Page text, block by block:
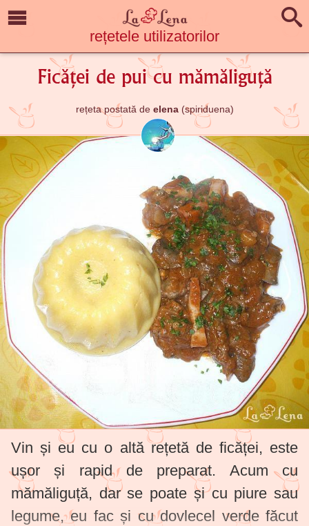
rețetele utilizatorilor
Ficăței de pui cu mămăliguță
rețeta postată de elena (spiriduena)
Vin și eu cu o altă rețetă de ficăței, este
ușor și rapid de preparat. Acum cu
mămăliguță, dar se poate și cu piure sau
legume, eu fac și cu dovlecel verde făcut